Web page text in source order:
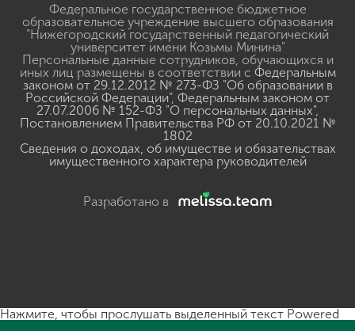
Федеральное государственное бюджетное
образовательное учреждение высшего образования
"Нижегородский государственный педагогический
университет имени Козьмы Минина"
Персональные данные сотрудников, обучающихся и
иных лиц размещены в соответствии с Федеральным
законом от 29.12.2012 № 273-ФЗ "Об образовании в
Российской Федерации", Федеральным законом от
27.07.2006 № 152-ФЗ "О персональных данных",
Постановлением Правительства РФ от 20.10.2021 №
1802
Сведения о доходах, об имуществе и обязательствах
имущественного характера руководителей
Разработано в
Нажмите, чтобы прослушать выделенный текст Powered